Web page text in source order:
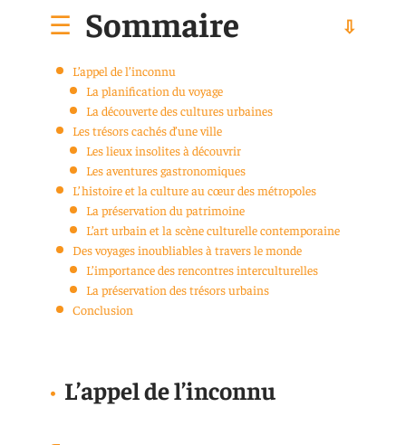
Sommaire
L’appel de l’inconnu
La planification du voyage
La découverte des cultures urbaines
Les trésors cachés d’une ville
Les lieux insolites à découvrir
Les aventures gastronomiques
L’histoire et la culture au cœur des métropoles
La préservation du patrimoine
L’art urbain et la scène culturelle contemporaine
Des voyages inoubliables à travers le monde
L’importance des rencontres interculturelles
La préservation des trésors urbains
Conclusion
L’appel de l’inconnu